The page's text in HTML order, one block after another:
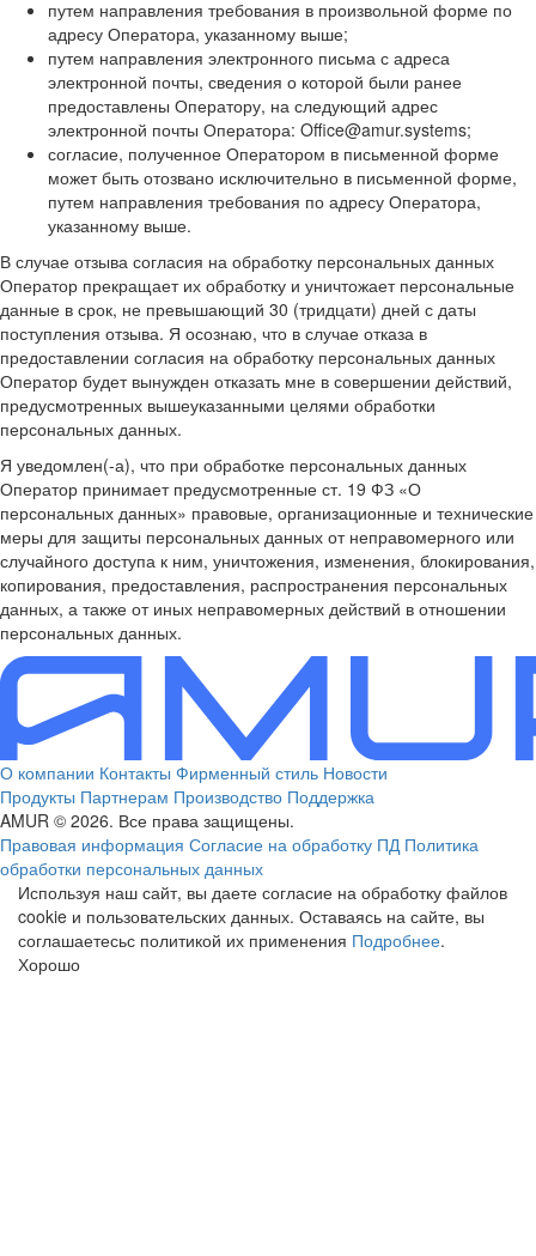
путем направления требования в произвольной форме по
адресу Оператора, указанному выше;
путем направления электронного письма с адреса
электронной почты, сведения о которой были ранее
предоставлены Оператору, на следующий адрес
электронной почты Оператора: Office@amur.systems;
согласие, полученное Оператором в письменной форме
может быть отозвано исключительно в письменной форме,
путем направления требования по адресу Оператора,
указанному выше.
В случае отзыва согласия на обработку персональных данных
Оператор прекращает их обработку и уничтожает персональные
данные в срок, не превышающий 30 (тридцати) дней с даты
поступления отзыва. Я осознаю, что в случае отказа в
предоставлении согласия на обработку персональных данных
Оператор будет вынужден отказать мне в совершении действий,
предусмотренных вышеуказанными целями обработки
персональных данных.
Я уведомлен(-а), что при обработке персональных данных
Оператор принимает предусмотренные ст. 19 ФЗ «О
персональных данных» правовые, организационные и технические
меры для защиты персональных данных от неправомерного или
случайного доступа к ним, уничтожения, изменения, блокирования,
копирования, предоставления, распространения персональных
данных, а также от иных неправомерных действий в отношении
персональных данных.
О компании Контакты Фирменный стиль Новости
Продукты Партнерам Производство Поддержка
AMUR © 2026. Все права защищены.
Правовая информация Согласие на обработку ПД Политика
обработки персональных данных
Используя наш сайт, вы даете согласие на обработку файлов
cookie и пользовательских данных. Оставаясь на сайте, вы
соглашаетесьс политикой их применения Подробнее.
Хорошо